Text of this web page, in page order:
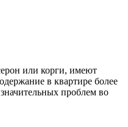
или корги, имеют
в квартире более
проблем во